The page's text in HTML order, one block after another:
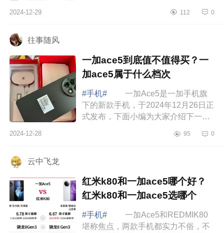
和vivox200哪个好?vivox100和
2024-12-29 112 0
往事随风
一加ace5到底值不值得买？一
加ace5属于什么档次
#手机#
一加Ace5是一加手机旗
下的新款手机，于2024年12月26日正
式发布，下面小编为大家介绍下一加
什么档次 一加ace5到底值不值得
2024-12-28 95 0
云中飞龙
红米k80和一加ace5哪个好？
红米k80和一加ace5选哪个
#手机#
一加Ace5和REDMIK80
堪称焦点，两款手机都实力不俗，不